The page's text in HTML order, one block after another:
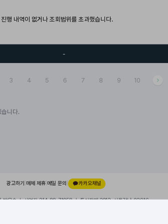
진행 내역이 없거나 조회범위를 초과했습니다.
-
3 4 5 6 7 8 9 10
니다.
광고하기 매체 제휴 메일 문의 | 카카오채널
박무순 ㅣ 사업자 214-88-71058 ㅣ 통신판매 2012-서울강남-02916